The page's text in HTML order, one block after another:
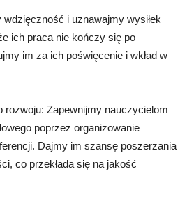
i uznawajmy wysiłek
ich praca nie kończy się po
im za ich poświęcenie i wkład w
rozwoju: Zapewnijmy nauczycielom
poprzez organizowanie
Dajmy im szansę poszerzania
co przekłada się na jakość